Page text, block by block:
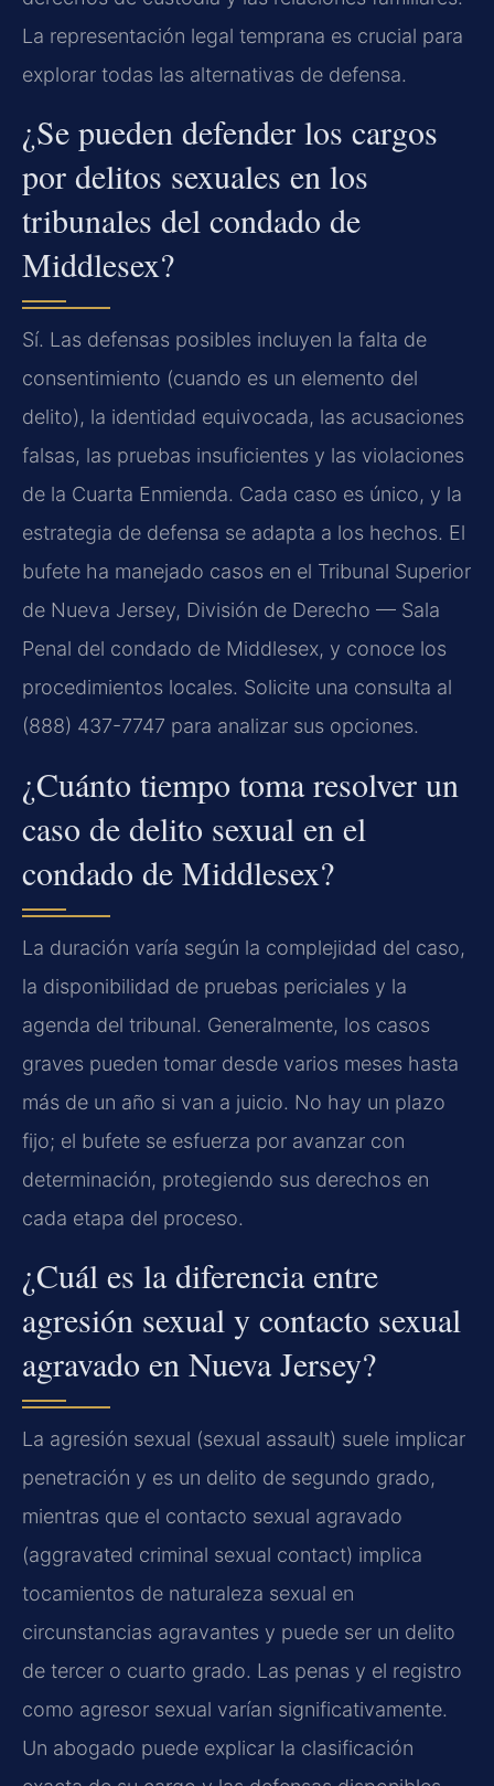
La representación legal temprana es crucial para
explorar todas las alternativas de defensa.
¿Se pueden defender los cargos
por delitos sexuales en los
tribunales del condado de
Middlesex?
Sí. Las defensas posibles incluyen la falta de
consentimiento (cuando es un elemento del
delito), la identidad equivocada, las acusaciones
falsas, las pruebas insuficientes y las violaciones
de la Cuarta Enmienda. Cada caso es único, y la
estrategia de defensa se adapta a los hechos. El
bufete ha manejado casos en el Tribunal Superior
de Nueva Jersey, División de Derecho — Sala
Penal del condado de Middlesex, y conoce los
procedimientos locales. Solicite una consulta al
(888) 437-7747 para analizar sus opciones.
¿Cuánto tiempo toma resolver un
caso de delito sexual en el
condado de Middlesex?
La duración varía según la complejidad del caso,
la disponibilidad de pruebas periciales y la
agenda del tribunal. Generalmente, los casos
graves pueden tomar desde varios meses hasta
más de un año si van a juicio. No hay un plazo
fijo; el bufete se esfuerza por avanzar con
determinación, protegiendo sus derechos en
cada etapa del proceso.
¿Cuál es la diferencia entre
agresión sexual y contacto sexual
agravado en Nueva Jersey?
La agresión sexual (sexual assault) suele implicar
penetración y es un delito de segundo grado,
mientras que el contacto sexual agravado
(aggravated criminal sexual contact) implica
tocamientos de naturaleza sexual en
circunstancias agravantes y puede ser un delito
de tercer o cuarto grado. Las penas y el registro
como agresor sexual varían significativamente.
Un abogado puede explicar la clasificación